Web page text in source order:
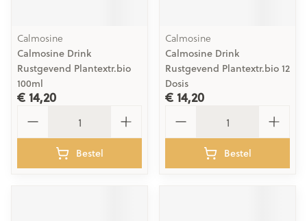
Calmosine
Calmosine Drink
Rustgevend Plantextr.bio
100ml
€ 14,20
Bestel
Calmosine
Calmosine Drink
Rustgevend Plantextr.bio 12
Dosis
€ 14,20
Bestel